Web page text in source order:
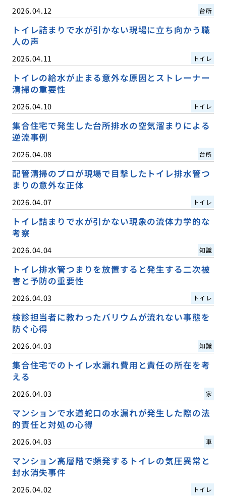
2026.04.12 台所
トイレ詰まりで水が引かない現場に立ち向かう職
人の声
2026.04.11 トイレ
トイレの給水が止まる意外な原因とストレーナー
清掃の重要性
2026.04.10 トイレ
集合住宅で発生した台所排水の空気溜まりによる
逆流事例
2026.04.08 台所
配管清掃のプロが現場で目撃したトイレ排水管つ
まりの意外な正体
2026.04.07 トイレ
トイレ詰まりで水が引かない現象の流体力学的な
考察
2026.04.04 知識
トイレ排水管つまりを放置すると発生する二次被
害と予防の重要性
2026.04.03 トイレ
検診担当者に教わったバリウムが流れない事態を
防ぐ心得
2026.04.03 知識
集合住宅でのトイレ水漏れ費用と責任の所在を考
える
2026.04.03 家
マンションで水道蛇口の水漏れが発生した際の法
的責任と対処の心得
2026.04.03 車
マンション高層階で頻発するトイレの気圧異常と
封水消失事件
2026.04.02 トイレ